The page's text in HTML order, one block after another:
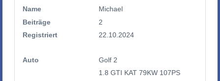
Name
Michael
Beiträge
2
Registriert
22.10.2024
Auto
Golf 2
1.8 GTI KAT 79KW 107PS